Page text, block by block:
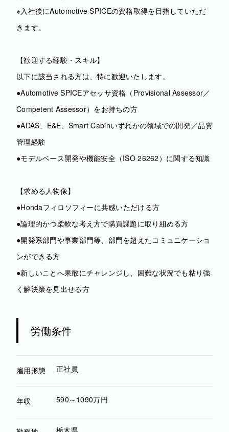
※入社後にAutomotive SPICEの資格取得を目指していただ
きます。
【歓迎する経験・スキル】
以下に該当される方は、特に歓迎いたします。
●Automotive SPICEアセッサ資格（Provisional Assessor／
Competent Assessor）をお持ちの方
●ADAS、E&E、Smart Cabinいずれかの領域での開発／品質
管理経験
●モデルベース開発や機能安全（ISO 26262）に関する知識
【求める人物像】
●Hondaフィロソフィーに共感いただける方
●論理的かつ柔軟な考え方で購買課題に取り組める方
●開発系部門や事業部門等、部門を超えたコミュニケーショ
ンができる方
●新しいことへ果敢にチャレンジし、困難な状況でも粘り強
く解決策を見出せる方
労働条件
雇用形態 正社員
年収 590～1090万円
栃木県